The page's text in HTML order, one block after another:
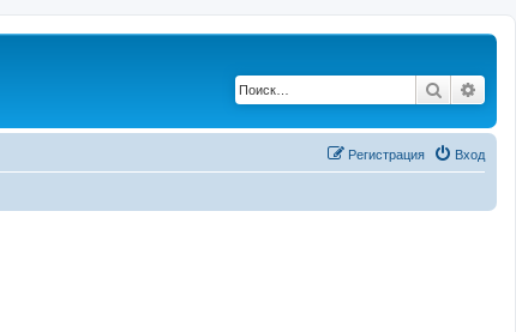
Поиск
Вход
Регистрация